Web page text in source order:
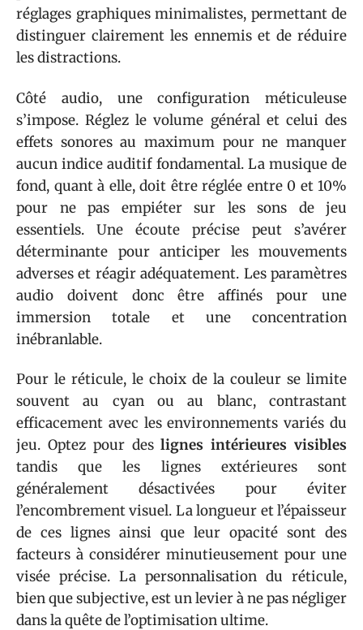
réglages graphiques minimalistes, permettant de
distinguer clairement les ennemis et de réduire
les distractions.
Côté audio, une configuration méticuleuse
s’impose. Réglez le volume général et celui des
effets sonores au maximum pour ne manquer
aucun indice auditif fondamental. La musique de
fond, quant à elle, doit être réglée entre 0 et 10%
pour ne pas empiéter sur les sons de jeu
essentiels. Une écoute précise peut s’avérer
déterminante pour anticiper les mouvements
adverses et réagir adéquatement. Les paramètres
audio doivent donc être affinés pour une
immersion totale et une concentration
inébranlable.
Pour le réticule, le choix de la couleur se limite
souvent au cyan ou au blanc, contrastant
efficacement avec les environnements variés du
jeu. Optez pour deslignes intérieures visibles
tandis que les lignes extérieures sont
généralement désactivées pour éviter
l’encombrement visuel. La longueur et l’épaisseur
de ces lignes ainsi que leur opacité sont des
facteurs à considérer minutieusement pour une
visée précise. La personnalisation du réticule,
bien que subjective, est un levier à ne pas négliger
dans la quête de l’optimisation ultime.